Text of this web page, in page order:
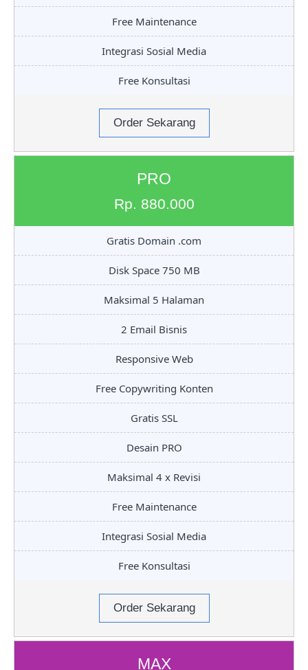
Free Maintenance
Integrasi Sosial Media
Free Konsultasi
Order Sekarang
PRO
Rp. 880.000
Gratis Domain .com
Disk Space 750 MB
Maksimal 5 Halaman
2 Email Bisnis
Responsive Web
Free Copywriting Konten
Gratis SSL
Desain PRO
Maksimal 4 x Revisi
Free Maintenance
Integrasi Sosial Media
Free Konsultasi
Order Sekarang
MAX